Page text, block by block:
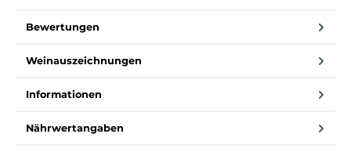
Bewertungen
Weinauszeichnungen
Informationen
Nährwertangaben